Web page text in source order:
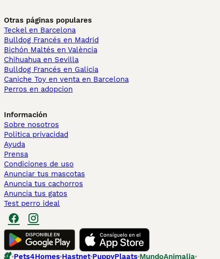
Otras páginas populares
Teckel en Barcelona
Bulldog Francés en Madrid
Bichón Maltés en València
Chihuahua en Sevilla
Bulldog Francés en Galicia
Caniche Toy en venta en Barcelona
Perros en adopcion
Información
Sobre nosotros
Politica privacidad
Ayuda
Prensa
Condiciones de uso
Anunciar tus mascotas
Anuncia tus cachorros
Anuncia tus gatos
Test perro ideal
Pets4Homes Hastnet PuppyPlaats MundoAnimalia